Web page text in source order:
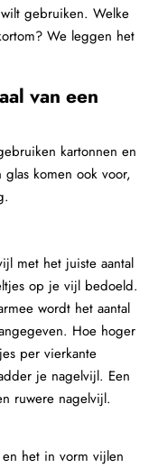
gebruiken. Welke
We leggen het
van een
kartonnen en
komen ook voor,
met het juiste aantal
op je vijl bedoeld.
wordt het aantal
Hoe hoger
per vierkante
je nagelvijl. Een
ruwere nagelvijl.
het in vorm vijlen